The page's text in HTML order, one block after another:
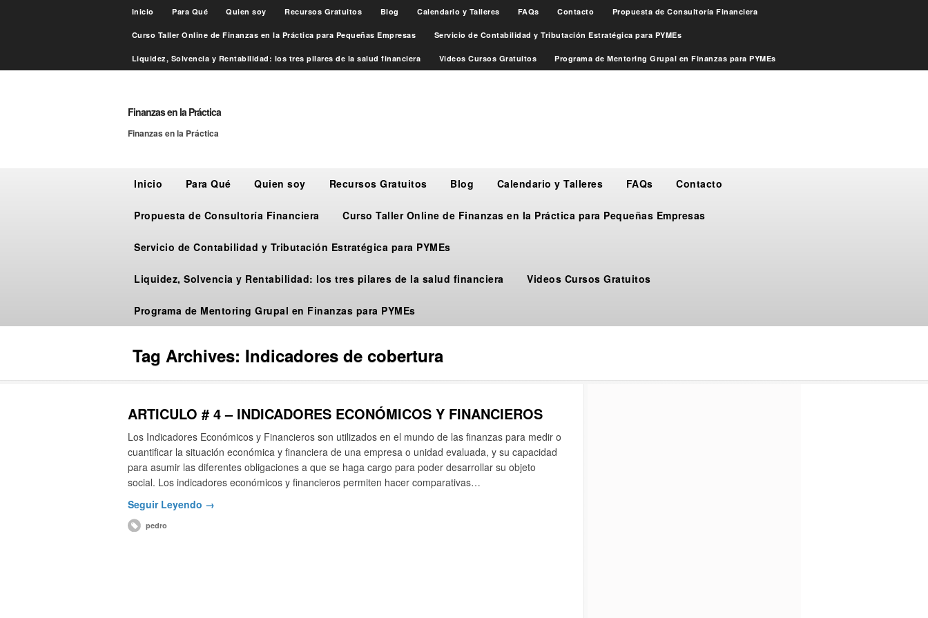
Inicio Para Qué Quien soy Recursos Gratuitos Blog Calendario y Talleres FAQs Contacto Propuesta de Consultoría Financiera
Curso Taller Online de Finanzas en la Práctica para Pequeñas Empresas Servicio de Contabilidad y Tributación Estratégica para PYMEs
Liquidez, Solvencia y Rentabilidad: los tres pilares de la salud financiera Videos Cursos Gratuitos Programa de Mentoring Grupal en Finanzas para PYMEs
Finanzas en la Práctica
Finanzas en la Práctica
Inicio Para Qué Quien soy Recursos Gratuitos Blog Calendario y Talleres FAQs Contacto
Propuesta de Consultoría Financiera Curso Taller Online de Finanzas en la Práctica para Pequeñas Empresas
Servicio de Contabilidad y Tributación Estratégica para PYMEs
Liquidez, Solvencia y Rentabilidad: los tres pilares de la salud financiera Videos Cursos Gratuitos
Programa de Mentoring Grupal en Finanzas para PYMEs
Tag Archives: Indicadores de cobertura
ARTICULO # 4 – INDICADORES ECONÓMICOS Y FINANCIEROS
Los Indicadores Económicos y Financieros son utilizados en el mundo de las finanzas para medir o
cuantificar la situación económica y financiera de una empresa o unidad evaluada, y su capacidad
para asumir las diferentes obligaciones a que se haga cargo para poder desarrollar su objeto
social. Los indicadores económicos y financieros permiten hacer comparativas…
Seguir Leyendo →
pedro